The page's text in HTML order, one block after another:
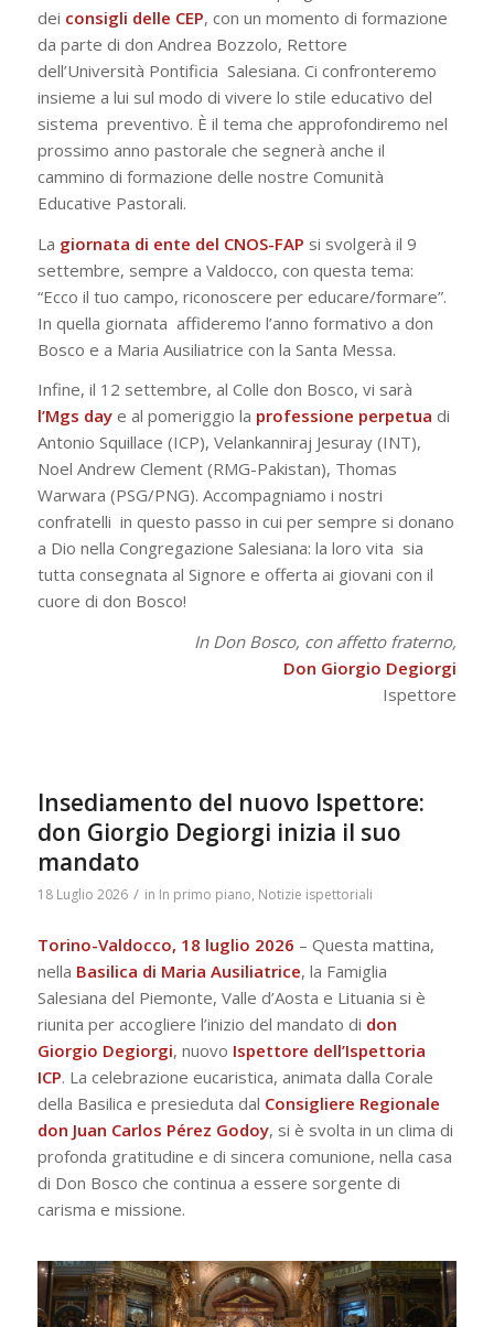
dei consigli delle CEP, con un momento di formazione
da parte di don Andrea Bozzolo, Rettore
dell’Università Pontificia Salesiana. Ci confronteremo
insieme a lui sul modo di vivere lo stile educativo del
sistema preventivo. È il tema che approfondiremo nel
prossimo anno pastorale che segnerà anche il
cammino di formazione delle nostre Comunità
Educative Pastorali.
La giornata di ente del CNOS-FAP si svolgerà il 9
settembre, sempre a Valdocco, con questa tema:
“Ecco il tuo campo, riconoscere per educare/formare”.
In quella giornata affideremo l’anno formativo a don
Bosco e a Maria Ausiliatrice con la Santa Messa.
Infine, il 12 settembre, al Colle don Bosco, vi sarà
l’Mgs day e al pomeriggio la professione perpetua di
Antonio Squillace (ICP), Velankanniraj Jesuray (INT),
Noel Andrew Clement (RMG-Pakistan), Thomas
Warwara (PSG/PNG). Accompagniamo i nostri
confratelli in questo passo in cui per sempre si donano
a Dio nella Congregazione Salesiana: la loro vita sia
tutta consegnata al Signore e offerta ai giovani con il
cuore di don Bosco!
In Don Bosco, con affetto fraterno,
Don Giorgio Degiorgi
Ispettore
Insediamento del nuovo Ispettore:
don Giorgio Degiorgi inizia il suo
mandato
18 Luglio 2026 / in In primo piano, Notizie ispettoriali
Torino-Valdocco, 18 luglio 2026 – Questa mattina,
nella Basilica di Maria Ausiliatrice, la Famiglia
Salesiana del Piemonte, Valle d’Aosta e Lituania si è
riunita per accogliere l’inizio del mandato di don
Giorgio Degiorgi, nuovo Ispettore dell’Ispettoria
ICP. La celebrazione eucaristica, animata dalla Corale
della Basilica e presieduta dal Consigliere Regionale
don Juan Carlos Pérez Godoy, si è svolta in un clima di
profonda gratitudine e di sincera comunione, nella casa
di Don Bosco che continua a essere sorgente di
carisma e missione.